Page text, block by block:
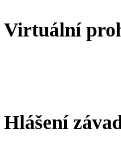
Virtuální
Hlášení